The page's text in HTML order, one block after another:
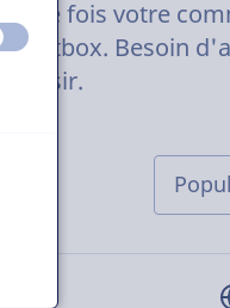
fois votre
Besoin
plaisir.
activé